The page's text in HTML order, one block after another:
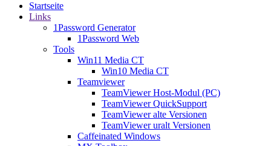
Startseite
Links
1Password Generator
1Password Web
Tools
Win11 Media CT
Win10 Media CT
Teamviewer
TeamViewer Host-Modul (PC)
TeamViewer QuickSupport
TeamViewer alte Versionen
TeamViewer uralt Versionen
Caffeinated Windows